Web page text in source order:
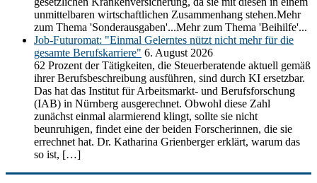
unmittelbaren wirtschaftlichen Zusammenhang stehen.Mehr
zum Thema 'Sonderausgaben'...Mehr zum Thema 'Beihilfe'...
Job-Futuromat: "Einmal Gelerntes nützt nicht mehr für die
gesamte Berufskarriere" 6. August 2026
62 Prozent der Tätigkeiten, die Steuerberatende aktuell gemäß
ihrer Berufsbeschreibung ausführen, sind durch KI ersetzbar.
Das hat das Institut für Arbeitsmarkt- und Berufsforschung
(IAB) in Nürnberg ausgerechnet. Obwohl diese Zahl
zunächst einmal alarmierend klingt, sollte sie nicht
beunruhigen, findet eine der beiden Forscherinnen, die sie
errechnet hat. Dr. Katharina Grienberger erklärt, warum das
so ist, […]